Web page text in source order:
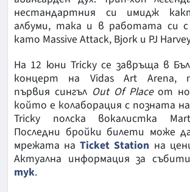
нестандартния си имидж
албуми, така и в работата си с
като Massive Attack, Bjork и PJ
На 12 юни Tricky се завръща в
концерт на Vidas Art Arena,
първия сингъл Out Of Placeот
който е колаборация с позната
Tricky полскa вокалистка
Последни бройки билети може
мрежата наTicket Station на
Актуална информация за
тук.